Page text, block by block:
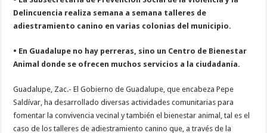
Encabeza Gobernador David Monreal Ávila primer Foro por la Transformación
Apoya Gobierno de Zacatecas acciones de búsqueda de personas en centros
Delincuencia realiza semana a semana talleres de
adiestramiento canino en varias colonias del municipio.
• En Guadalupe no hay perreras, sino un Centro de Bienestar
Animal donde se ofrecen muchos servicios a la ciudadanía.
Guadalupe, Zac.- El Gobierno de Guadalupe, que encabeza Pepe
Saldívar, ha desarrollado diversas actividades comunitarias para
fomentar la convivencia vecinal y también el bienestar animal, tal es el
caso de los talleres de adiestramiento canino que, a través de la